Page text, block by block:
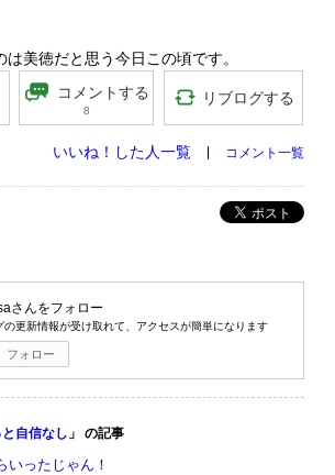
美徳だと思う今日この頃です。
コメントする
8
リブログする
いいね！した人一覧 コメント一覧
ポスト
さんをフォロー
の更新情報が受け取れて、アクセスが簡単になります
フォロー
自信なし 」 の記事
いったじゃん！